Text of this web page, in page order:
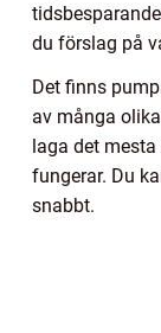
du förslag på
Det finns
av många
laga det
fungerar. Du
snabbt.